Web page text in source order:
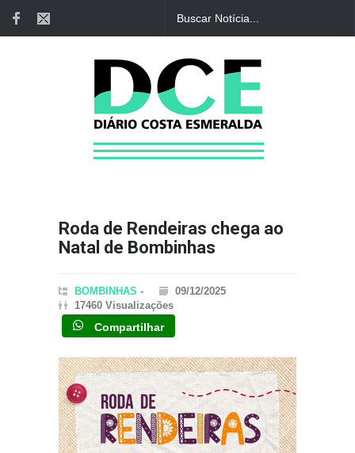
Roda de Rendeiras chega ao
Natal de Bombinhas
BOMBINHAS -
09/12/2025
17460 Visualizações
Compartilhar